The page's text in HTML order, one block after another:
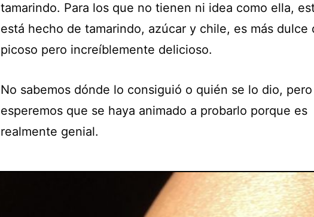
tamarindo. Para los que no tienen ni idea como ella,
está hecho de tamarindo, azúcar y chile, es más dulce
picoso pero increíblemente delicioso.
No sabemos dónde lo consiguió o quién se lo dio, pero
esperemos que se haya animado a probarlo porque es
realmente genial.